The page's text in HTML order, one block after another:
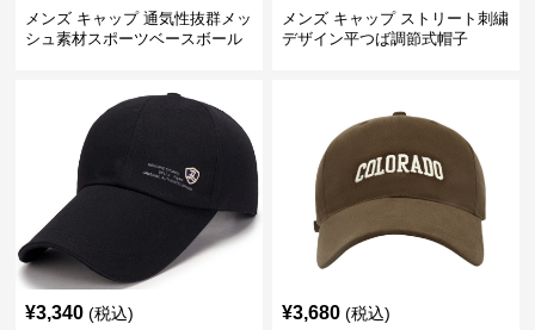
メンズ キャップ 通気性抜群メッ
シュ素材スポーツベースボール
メンズ キャップ ストリート刺繍
デザイン平つば調節式帽子
¥3,340 (税込) ¥3,680 (税込)